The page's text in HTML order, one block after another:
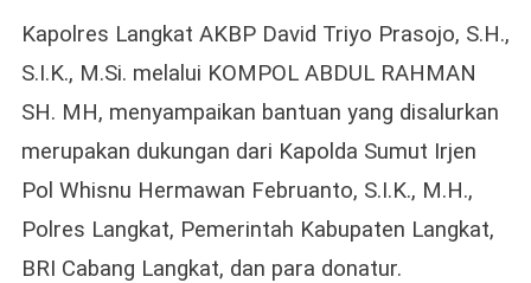
Kapolres Langkat AKBP David Triyo Prasojo, S.H.,
S.I.K., M.Si. melalui KOMPOL ABDUL RAHMAN
SH. MH, menyampaikan bantuan yang disalurkan
merupakan dukungan dari Kapolda Sumut Irjen
Pol Whisnu Hermawan Februanto, S.I.K., M.H.,
Polres Langkat, Pemerintah Kabupaten Langkat,
BRI Cabang Langkat, dan para donatur.